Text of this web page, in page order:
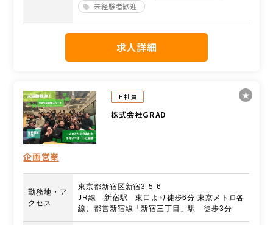
未経験者歓迎
求人詳細
正社員
株式会社GRAD
企画営業
勤務地・ア
クセス
東京都新宿区新宿3-5-6
JR線 新宿駅 東口より徒歩6分 東京メトロ各
線、都営新宿線「新宿三丁目」駅 徒歩3分